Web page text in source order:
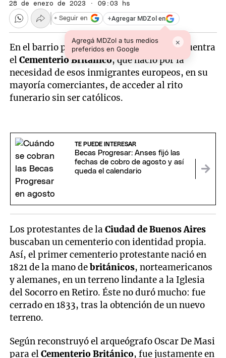
28 de enero de 2023 · 09:03 hs
+Agregar MDZol en
Agregá MDZol a tus medios
preferidos en Google
×
+ Seguir en
En el barrio porteño de la Chacarita se encuentra
elCementerio Británico, que nació por la
necesidad de esos inmigrantes europeos, en su
mayoría comerciantes, de acceder al rito
funerario sin ser católicos.
TE PUEDE INTERESAR
Becas Progresar: Anses fijó las
fechas de cobro de agosto y así
queda el calendario
Los protestantes de laCiudad de Buenos Aires
buscaban un cementerio con identidad propia.
Así, el primer cementerio protestante nació en
1821 de la mano debritánicos, norteamericanos
y alemanes, en un terreno lindante a la Iglesia
del Socorro en Retiro. Éste no duró mucho: fue
cerrado en 1833, tras la obtención de un nuevo
terreno.
Según reconstruyó el arqueógrafo Oscar De Masi
para elCementerio Británico, fue justamente en